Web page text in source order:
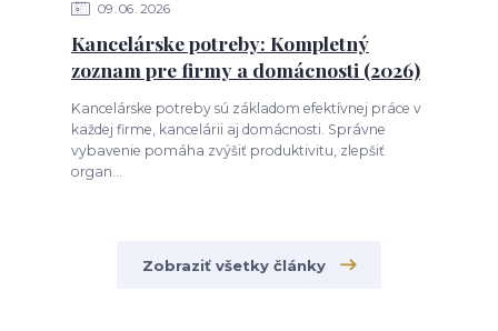
09 06 2026
Kancelárske potreby: Kompletný
zoznam pre firmy a domácnosti (2026)
Kancelárske potreby sú základom efektívnej práce v
každej firme, kancelárii aj domácnosti. Správne
vybavenie pomáha zvýšiť produktivitu, zlepšiť
organ...
Zobraziť všetky články